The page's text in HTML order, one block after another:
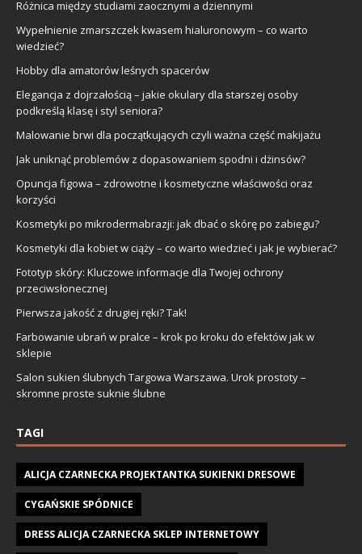
Różnica między studiami zaocznymi a dziennymi
Wypełnienie zmarszczek kwasem hialuronowym – co warto
wiedzieć?
Hobby dla amatorów leśnych spacerów
Elegancja z dojrzałością – jakie okulary dla starszej osoby
podkreślą klasę i styl seniora?
Malowanie brwi dla początkujących czyli ważna część makijażu
Jak uniknąć problemów z dopasowaniem spodni i dżinsów?
Opuncja figowa – zdrowotne i kosmetyczne właściwości oraz
korzyści
Kosmetyki po mikrodermabrazji: jak dbać o skórę po zabiegu?
Kosmetyki dla kobiet w ciąży – co warto wiedzieć i jak je wybierać?
Fototyp skóry: Kluczowe informacje dla Twojej ochrony
przeciwsłonecznej
Pierwsza jakość z drugiej ręki? Tak!
Farbowanie ubrań w pralce – krok po kroku do efektów jak w
sklepie
Salon sukien ślubnych Targowa Warszawa. Urok prostoty –
skromne proste suknie ślubne
TAGI
ALICJA CZARNECKA PROJEKTANTKA SUKIENKI DRESOWE
CYGAŃSKIE SPÓDNICE
DRESS ALICJA CZARNECKA SKLEP INTERNETOWY